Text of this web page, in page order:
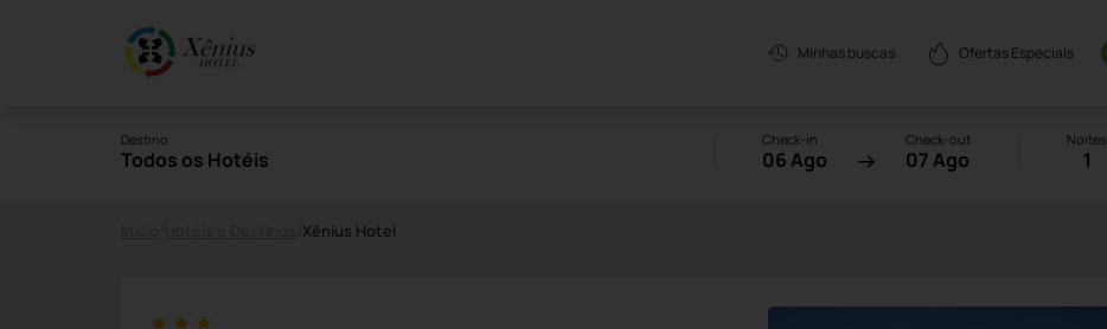
Minhas buscas Ofertas Especiais
Destino
Todos os Hotéis
Check-in
06 Ago
Check-out
07 Ago
Noites
1
Xênius Hotel